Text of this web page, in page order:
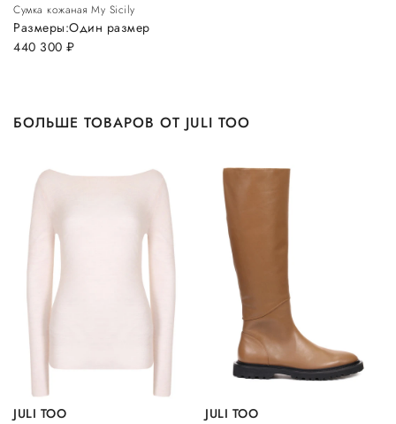
Сумка кожаная My Sicily
440 300 руб.
Размеры:Один размер
БОЛЬШЕ ТОВАРОВ ОТ JULI TOO
JULI TOO JULI TOO